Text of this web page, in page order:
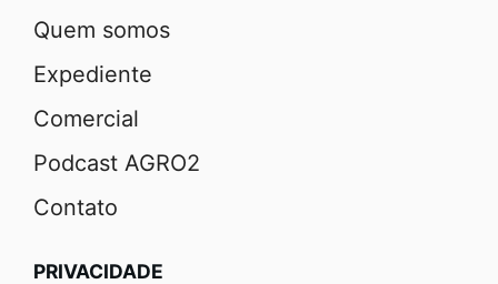
Quem somos
Expediente
Comercial
Podcast AGRO2
Contato
PRIVACIDADE